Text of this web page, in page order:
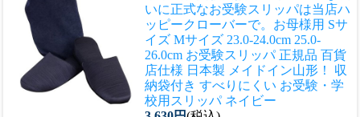
いに正式なお受験スリッパは当店ハ
ッピークローバーで。 お母様用 Sサ
イズ Mサイズ 23.0-24.0cm 25.0-
26.0cm お受験スリッパ 正規品 百貨
店仕様 日本製 メイドイン山形！ 収
納袋付き すべりにくい お受験・学
校用スリッパ ネイビー